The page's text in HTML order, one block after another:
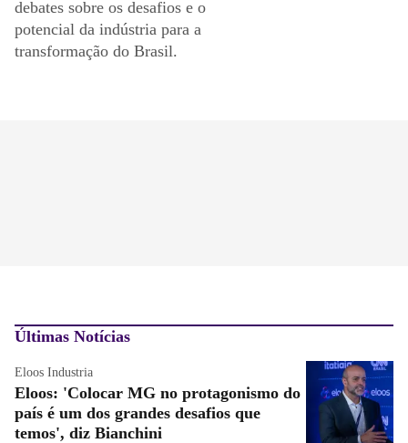
debates sobre os desafios e o
potencial da indústria para a
transformação do Brasil.
Últimas Notícias
Eloos Industria
Eloos: 'Colocar MG no protagonismo do
país é um dos grandes desafios que
temos', diz Bianchini